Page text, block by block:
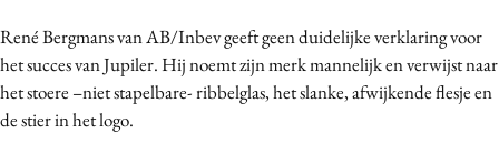
Programmatic
Purpose Marketing
Reputatie & crisis
René Bergmans van AB/Inbev geeft geen duidelijke verklaring voor
het succes van Jupiler. Hij noemt zijn merk mannelijk en verwijst naar
het stoere –niet stapelbare- ribbelglas, het slanke, afwijkende flesje en
de stier in het logo.